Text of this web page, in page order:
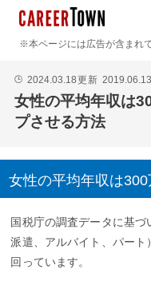
※本ページには広告が含まれて
🕒 2024.03.18更新 2019.06.13
女性の平均年収は
プさせる方法
女性の平均年収は300
国税庁の調査データに基づ
派遣、アルバイト、パー
回っています。